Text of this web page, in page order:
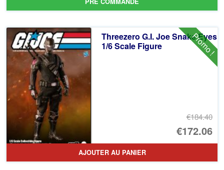
Promo !
Threezero G.I. Joe Snake Eyes
1/6 Scale Figure
€184.40
Le
€172.06
Le
AJOUTER AU PANIER